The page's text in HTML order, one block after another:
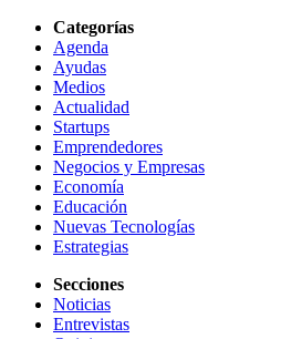
Categorías
Agenda
Ayudas
Medios
Actualidad
Startups
Emprendedores
Negocios y Empresas
Economía
Educación
Nuevas Tecnologías
Estrategias
Secciones
Noticias
Entrevistas